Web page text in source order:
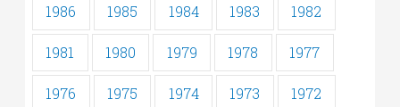
1986 1985 1984 1983 1982
1981 1980 1979 1978 1977
1976 1975 1974 1973 1972